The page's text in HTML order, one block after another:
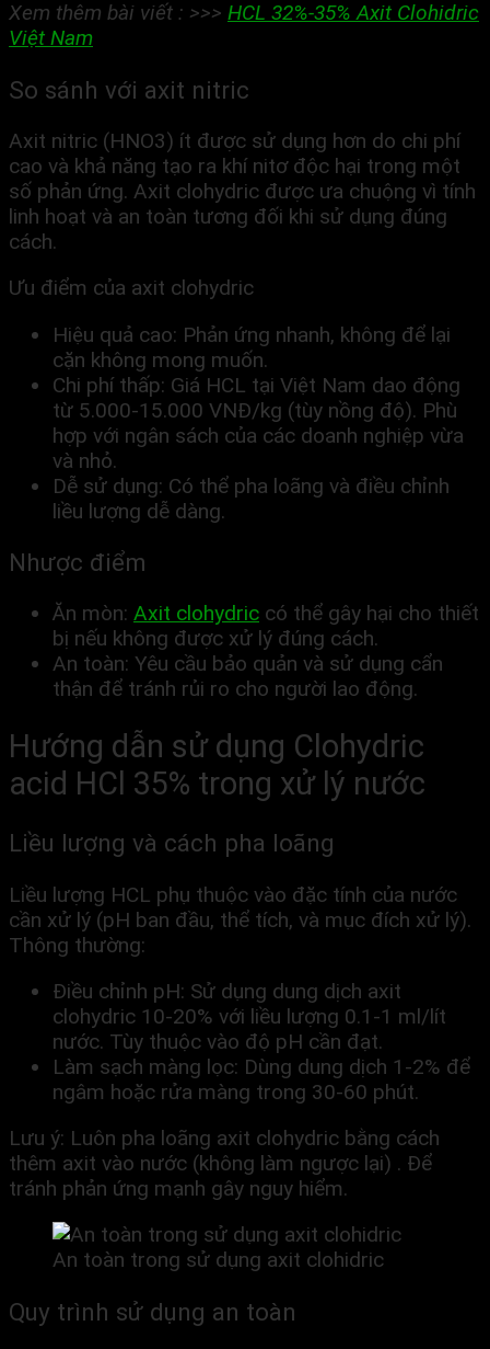
Xem thêm bài viết : >>> HCL 32%-35% Axit Clohidric
Việt Nam
So sánh với axit nitric
Axit nitric (HNO3) ít được sử dụng hơn do chi phí
cao và khả năng tạo ra khí nitơ độc hại trong một
số phản ứng. Axit clohydric được ưa chuộng vì tính
linh hoạt và an toàn tương đối khi sử dụng đúng
cách.
Ưu điểm của axit clohydric
Hiệu quả cao: Phản ứng nhanh, không để lại
cặn không mong muốn.
Chi phí thấp: Giá HCL tại Việt Nam dao động
từ 5.000-15.000 VNĐ/kg (tùy nồng độ). Phù
hợp với ngân sách của các doanh nghiệp vừa
và nhỏ.
Dễ sử dụng: Có thể pha loãng và điều chỉnh
liều lượng dễ dàng.
Nhược điểm
Ăn mòn: Axit clohydric có thể gây hại cho thiết
bị nếu không được xử lý đúng cách.
An toàn: Yêu cầu bảo quản và sử dụng cẩn
thận để tránh rủi ro cho người lao động.
Hướng dẫn sử dụng Clohydric
acid HCl 35% trong xử lý nước
Liều lượng và cách pha loãng
Liều lượng HCL phụ thuộc vào đặc tính của nước
cần xử lý (pH ban đầu, thể tích, và mục đích xử lý).
Thông thường:
Điều chỉnh pH: Sử dụng dung dịch axit
clohydric 10-20% với liều lượng 0.1-1 ml/lít
nước. Tùy thuộc vào độ pH cần đạt.
Làm sạch màng lọc: Dùng dung dịch 1-2% để
ngâm hoặc rửa màng trong 30-60 phút.
Lưu ý: Luôn pha loãng axit clohydric bằng cách
thêm axit vào nước (không làm ngược lại) . Để
tránh phản ứng mạnh gây nguy hiểm.
An toàn trong sử dụng axit clohidric
Quy trình sử dụng an toàn